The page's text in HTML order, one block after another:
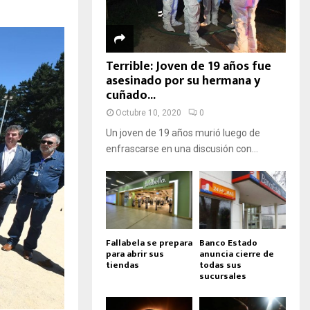
Terrible: Joven de 19 años fue
asesinado por su hermana y
cuñado...
Octubre 10, 2020 0
Un joven de 19 años murió luego de
enfrascarse en una discusión con...
Fallabela se prepara
para abrir sus
tiendas
Banco Estado
anuncia cierre de
todas sus
sucursales